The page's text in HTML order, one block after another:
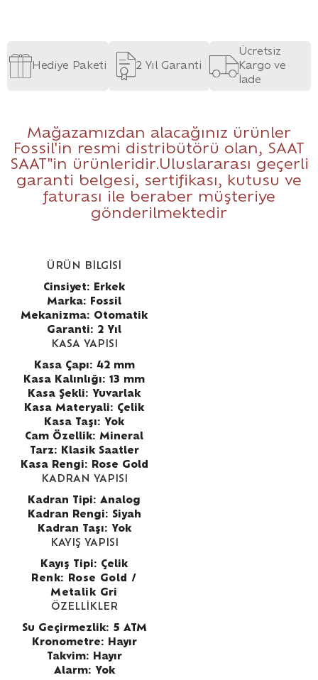
Hediye Paketi 2 Yıl Garanti
Ücretsiz
Kargo ve
İade
Mağazamızdan alacağınız ürünler
Fossil'in resmi distribütörü olan, SAAT
SAAT "in ürünleridir.Uluslararası geçerli
garanti belgesi, sertifikası, kutusu ve
faturası ile beraber müşteriye
gönderilmektedir
ÜRÜN BİLGİSİ
Cinsiyet: Erkek
Marka: Fossil
Mekanizma: Otomatik
Garanti: 2 Yıl
KASA YAPISI
Kasa Çapı: 42 mm
Kasa Kalınlığı: 13 mm
Kasa Şekli: Yuvarlak
Kasa Materyali: Çelik
Kasa Taşı: Yok
Cam Özellik: Mineral
Tarz: Klasik Saatler
Kasa Rengi: Rose Gold
KADRAN YAPISI
Kadran Tipi: Analog
Kadran Rengi: Siyah
Kadran Taşı: Yok
KAYIŞ YAPISI
Kayış Tipi: Çelik
Renk:
Rose Gold /
Metalik Gri
ÖZELLİKLER
Su Geçirmezlik: 5 ATM
Kronometre: Hayır
Takvim: Hayır
Alarm: Yok